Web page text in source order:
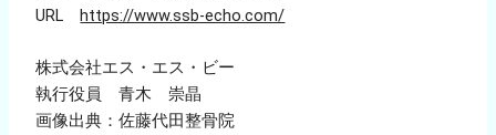
URLhttps://www.ssb-echo.com/
株式会社エス・エス・ビー
執行役員 青木 崇晶
画像出典：佐藤代田整骨院